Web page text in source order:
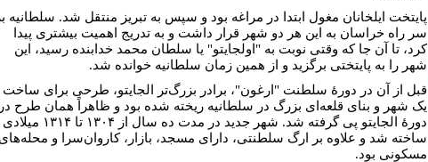
پایتخت ایلخانان مغول ابتدا در مراغه بود و سپس به تبریز منتقل شد. سلطانیه
سر راه خراسان به این هر دو شهر قرار داشت و به تدریج اهمیت بیشتری پیدا
کرد، تا آن جا که وقتی نوبت به "اولجایتو" یا سلطان محمد خدابنده رسید، این
شهر را به پایتختی برگزید و از همین زمان سلطانیه خوانده شد.
قبل از آن در دورۀ سلطنت "ارغون"، برادر بزرگ‌تر الجایتو، طرحی برای ساخت
یک شهر و بنای قلعه‌ای بزرگ در سلطانیه ریخته شده بود و ظاهراً همان طرح
دورۀ الجایتو پی گرفته شد. شهر جدید در مدت ده سال از ۱۳۰۴ تا ۱۳۱۴ میلادی
ساخته شد و علاوه بر ارگ سلطنتی، دارای مسجد، بازار، کاروان‌سرا و
مسکونی بود.